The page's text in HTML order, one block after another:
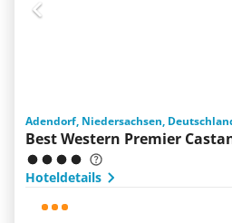
Adendorf, Niedersachsen,
Best Western Premier
Hoteldetails